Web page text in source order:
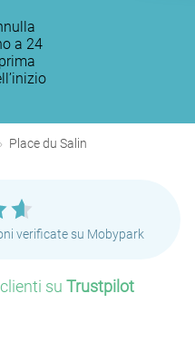
a 24
Place du Salin
verificate su Mobypark
su Trustpilot
P